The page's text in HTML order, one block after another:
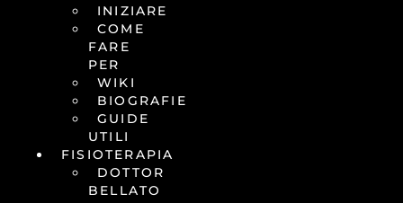
INIZIARE
COME
FARE
PER
WIKI
BIOGRAFIE
GUIDE
UTILI
FISIOTERAPIA
DOTTOR
BELLATO